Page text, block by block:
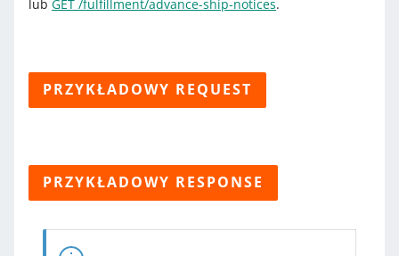
lub GET /fulfillment/advance-ship-notices.
PRZYKŁADOWY REQUEST
PRZYKŁADOWY RESPONSE